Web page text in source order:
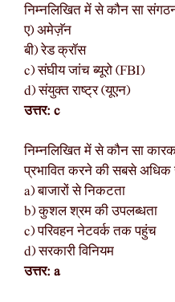
निम्नलिखित में से कौन सा
ए) अमेज़ॅन
बी) रेड क्रॉस
c) संघीय जांच ब्यूरो (FBI)
d) संयुक्त राष्ट्र (यूएन)
उत्तर: c
निम्नलिखित में से कौन सा
प्रभावित करने की सबसे अधिक
a) बाजारों से निकटता
b) कुशल श्रम की उपलब्धता
c) परिवहन नेटवर्क तक पहुंच
d) सरकारी विनियम
उत्तर: a